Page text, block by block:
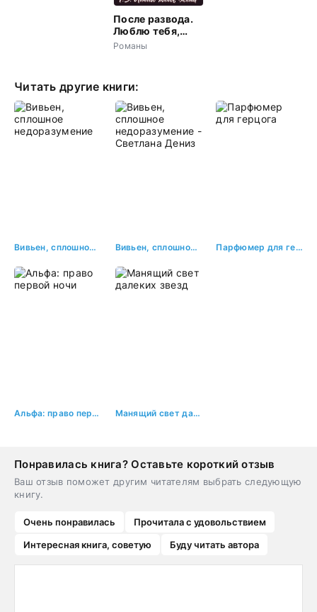
После развода.
Люблю тебя,
жена
Романы
Читать другие книги:
Вивьен, сплошное недоразумение Вивьен, сплошное недоразумение - Светлана Дениз Парфюмер для герцога
Альфа: право первой ночи Манящий свет далеких звезд
Понравилась книга? Оставьте короткий отзыв
Ваш отзыв поможет другим читателям выбрать следующую
книгу.
Очень понравилась
Прочитала с удовольствием
Интересная книга, советую
Буду читать автора